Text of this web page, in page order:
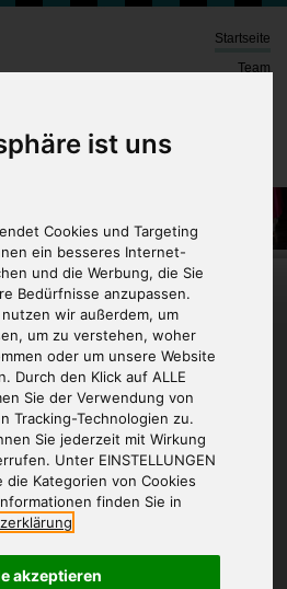
ist uns
Cookies und Targeting
ein besseres Internet-
und die Werbung, die Sie
Bedürfnisse anzupassen.
wir außerdem, um
um zu verstehen, woher
oder um unsere Website
Durch den Klick auf ALLE
Sie der Verwendung von
Tracking-Technologien zu.
Sie jederzeit mit Wirkung
Unter EINSTELLUNGEN
die Kategorien von Cookies
finden Sie in
akzeptieren
Startseite
Team
nicht nur den
Einfühlungsvermögen unseren
wieder neue Aspekte im Tanz und in
in Hamburg-Schnelsen sind wir dem
glücklich seit Sommer 2018 in